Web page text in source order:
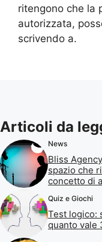
ritengono che la
autorizzata,
scrivendo a.
Articoli da
News
Bliss
spazio che
concetto di
Quiz e Giochi
Test logico:
quanto vale